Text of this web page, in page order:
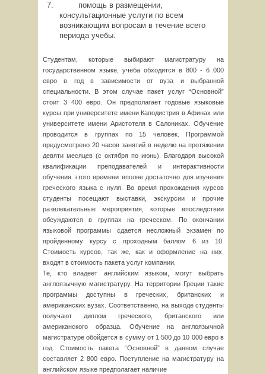
помощь в размещении,
консультационные услуги по всем
возникающим вопросам в течение всего
периода учебы.
Студентам, которые выбирают магистратуру на
государственном языке, учеба обходится в 800 - 6 000
евро в год в зависимости от вуза и выбранной
специальности. В этом случае пакет услуг “Основной”
стоит 3 400 евро. Он предполагает годовые языковые
курсы при университете имени Каподистрия в Афинах или
университете имени Аристотеля в Салониках. Обучение
проводится в группах по 15 человек. Программой
предусмотрено 20 часов занятий в неделю на протяжении
девяти месяцев (с октября по июнь). Благодаря высокой
квалификации преподавателей и интерактивности
обучения этого времени вполне достаточно для изучения
греческого языка с нуля. Во время прохождения курсов
студенты посещают выставки, экскурсии и прочие
развлекательные мероприятия, которые впоследствии
обсуждаются в группах на греческом. По окончании
языковой программы сдается несложный экзамен по
пройденному курсу с проходным баллом 6 из 10.
Стоимость курсов, так же, как и оформление на них,
входят в стоимость пакета услуг компании.
Те, кто владеет английским языком, могут выбрать
англоязычную магистратуру. На территории Греции такие
программы доступны в греческих, британских и
американских вузах. Соответственно, на выходе студенты
получают диплом греческого, британского или
американского образца. Обучение на англоязычной
магистратуре обойдется в сумму от 1 500 до 10 000 евро в
год. Стоимость пакета “Основной” в данном случае
составляет 2 800 евро. Поступление на магистратуру на
английском языке предполагает наличие